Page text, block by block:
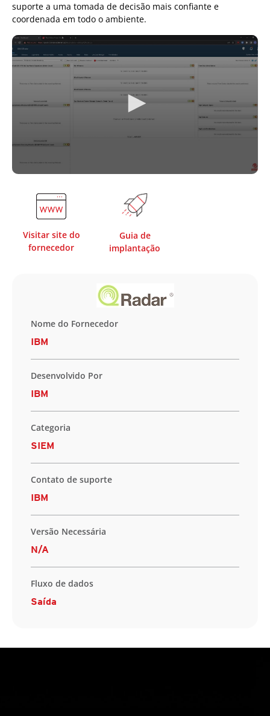
suporte a uma tomada de decisão mais confiante e
coordenada em todo o ambiente.
Visitar site do
fornecedor
Guia de
implantação
Nome do Fornecedor
IBM
Desenvolvido Por
IBM
Categoria
SIEM
Contato de suporte
IBM
Versão Necessária
N/A
Fluxo de dados
Saída